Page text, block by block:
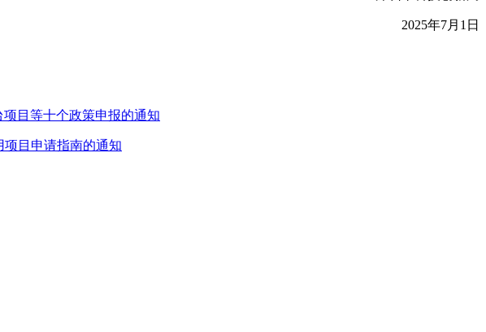
2025年7月1日
目等十个政策申报的通知
目申请指南的通知